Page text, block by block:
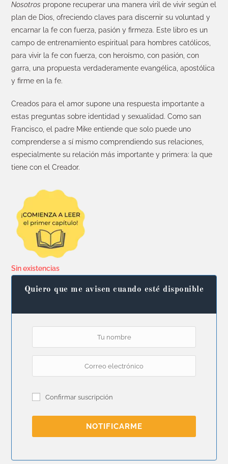
Nosotros propone recuperar una manera viril de vivir según el
plan de Dios, ofreciendo claves para discernir su voluntad y
encarnar la fe con fuerza, pasión y firmeza. Este libro es un
campo de entrenamiento espiritual para hombres católicos,
para vivir la fe con fuerza, con heroísmo, con pasión, con
garra, una propuesta verdaderamente evangélica, apostólica
y firme en la fe.
Creados para el amor supone una respuesta importante a
estas preguntas sobre identidad y sexualidad. Como san
Francisco, el padre Mike entiende que solo puede uno
comprenderse a sí mismo comprendiendo sus relaciones,
especialmente su relación más importante y primera: la que
tiene con el Creador.
Sin existencias
Quiero que me avisen cuando esté disponible
Confirmar suscripción
NOTIFICARME